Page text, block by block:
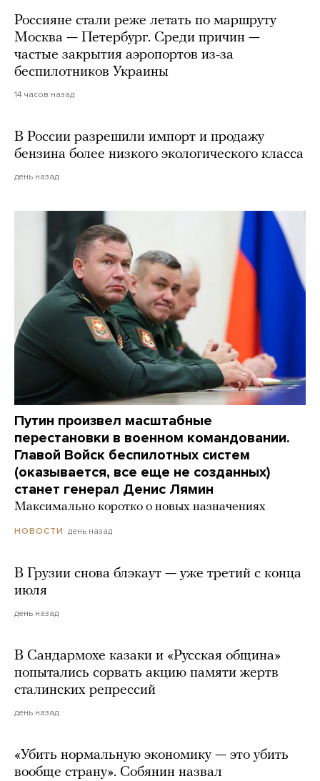
Россияне стали реже летать по маршруту
Москва — Петербург. Среди причин —
частые закрытия аэропортов из-за
беспилотников Украины
14 часов назад
В России разрешили импорт и продажу
бензина более низкого экологического класса
день назад
Путин произвел масштабные
перестановки в военном командовании.
Главой Войск беспилотных систем
(оказывается, все еще не созданных)
станет генерал Денис Лямин
Максимально коротко о новых назначениях
НОВОСТИ день назад
В Грузии снова блэкаут — уже третий с конца
июля
день назад
В Сандармохе казаки и «Русская община»
попытались сорвать акцию памяти жертв
сталинских репрессий
день назад
«Убить нормальную экономику — это убить
вообще страну». Собянин назвал